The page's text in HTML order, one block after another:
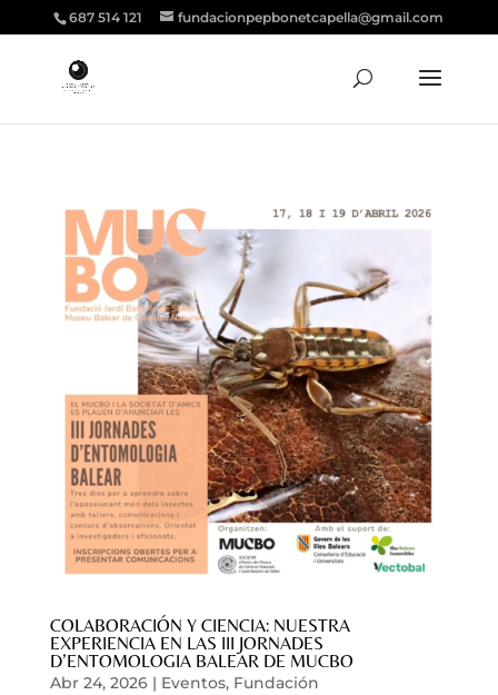
687 514 121 fundacionpepbonetcapella@gmail.com
COLABORACIÓN Y CIENCIA: NUESTRA
EXPERIENCIA EN LAS III JORNADES
D’ENTOMOLOGIA BALEAR DE MUCBO
Abr 24, 2026| Eventos, Fundación